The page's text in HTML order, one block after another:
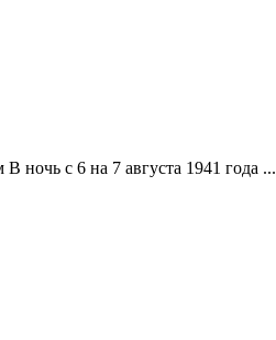
ночь с 6 на 7 августа 1941 года ...